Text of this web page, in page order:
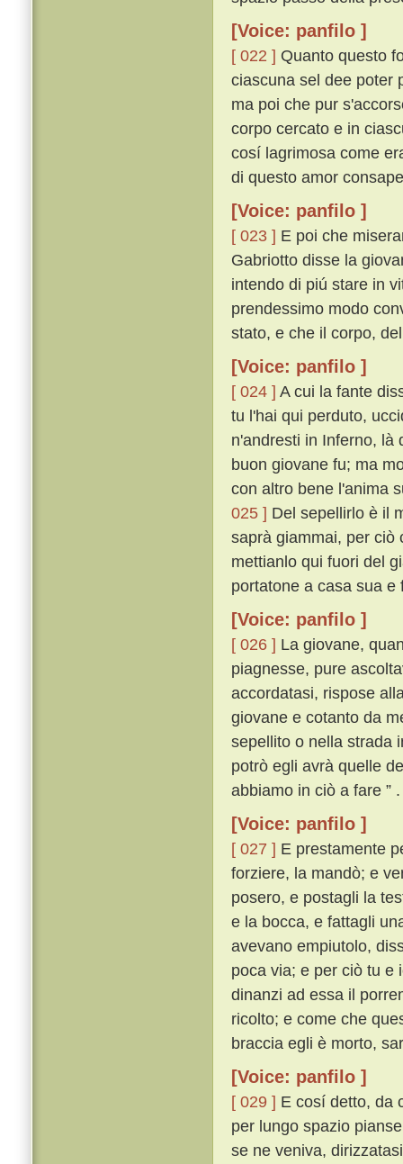
[Voice: panfilo ]
[ 022 ] Quanto questo
ciascuna sel dee poter
ma poi che pur
corpo cercato e in
cosí lagrimosa come
di questo amor
[Voice: panfilo ]
[ 023 ] E poi che
Gabriotto disse la
intendo di piú stare in
prendessimo modo
stato, e che il corpo,
[Voice: panfilo ]
[ 024 ] A cui la fante
tu l'hai qui perduto,
n'andresti in Inferno, là
buon giovane fu; ma
con altro bene l'anima
025 ] Del sepellirlo è il
saprà giammai, per ciò
mettianlo qui fuori del
portatone a casa sua e
[Voice: panfilo ]
[ 026 ] La giovane,
piagnesse, pure
accordatasi, rispose
giovane e cotanto da
sepellito o nella strada
potrò egli avrà quelle
abbiamo in ciò a fare ” .
[Voice: panfilo ]
[ 027 ] E prestamente
forziere, la mandò; e
posero, e postagli la
e la bocca, e fattagli
avevano empiutolo,
poca via; e per ciò tu e
dinanzi ad essa il
ricolto; e come che
braccia egli è morto,
[Voice: panfilo ]
[ 029 ] E cosí detto, da
per lungo spazio
se ne veniva,